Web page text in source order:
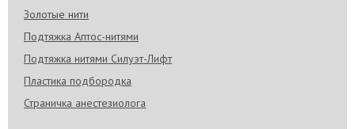
Золотые нити
Подтяжка Аптос-нитями
Подтяжка нитями Силуэт-Лифт
Пластика подбородка
Страничка анестезиолога